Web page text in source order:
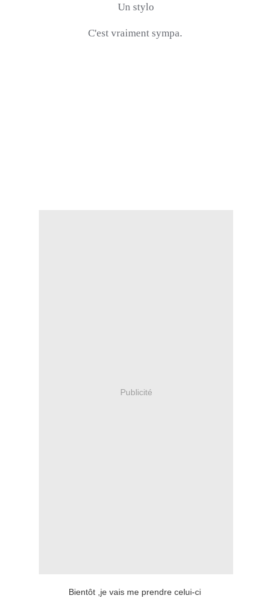
Un stylo
C'est vraiment sympa.
Publicité
Bientôt ,je vais me prendre celui-ci